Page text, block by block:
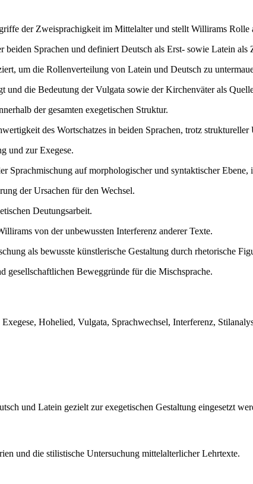
der Zweisprachigkeit im Mittelalter und stellt Willirams Rolle
Sprachen und definiert Deutsch als Erst- sowie Latein als
um die Rollenverteilung von Latein und Deutsch zu
die Bedeutung der Vulgata sowie der Kirchenväter als
der gesamten exegetischen Struktur.
des Wortschatzes in beiden Sprachen, trotz struktureller
und zur Exegese.
Sprachmischung auf morphologischer und syntaktischer Ebene,
der Ursachen für den Wechsel.
Deutungsarbeit.
von der unbewussten Interferenz anderer Texte.
als bewusste künstlerische Gestaltung durch rhetorische
gesellschaftlichen Beweggründe für die Mischsprache.
Hohelied, Vulgata, Sprachwechsel, Interferenz,
und Latein gezielt zur exegetischen Gestaltung eingesetzt
und die stilistische Untersuchung mittelalterlicher Lehrtexte.